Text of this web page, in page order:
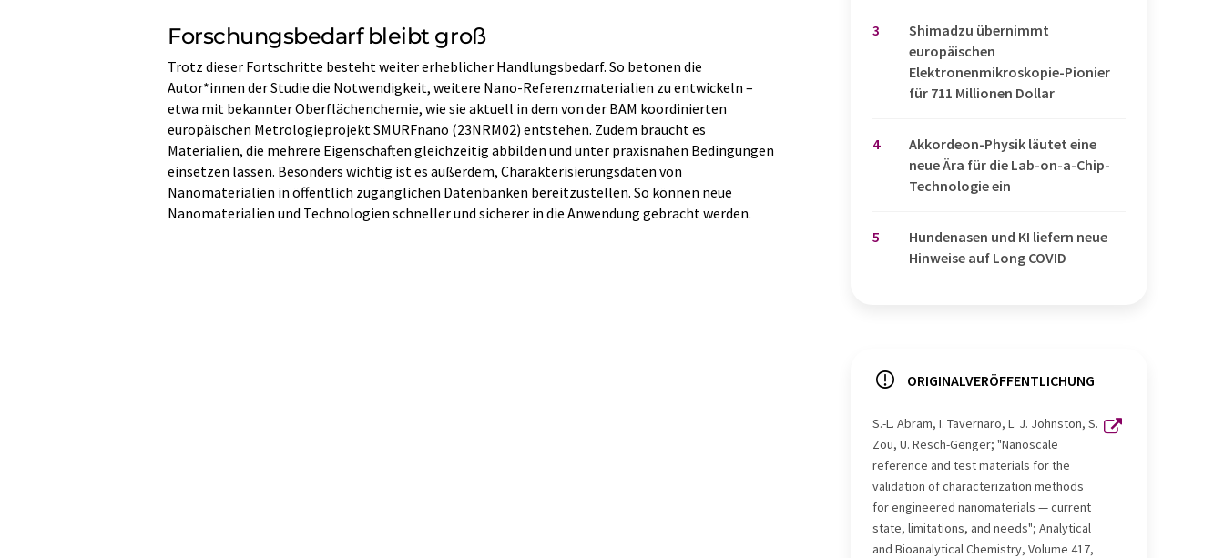
Forschungsbedarf bleibt groß
Trotz dieser Fortschritte besteht weiter erheblicher Handlungsbedarf. So betonen die
Autor*innen der Studie die Notwendigkeit, weitere Nano-Referenzmaterialien zu entwickeln –
etwa mit bekannter Oberflächenchemie, wie sie aktuell in dem von der BAM koordinierten
europäischen Metrologieprojekt SMURFnano (23NRM02) entstehen. Zudem braucht es
Materialien, die mehrere Eigenschaften gleichzeitig abbilden und unter praxisnahen Bedingungen
einsetzen lassen. Besonders wichtig ist es außerdem, Charakterisierungsdaten von
Nanomaterialien in öffentlich zugänglichen Datenbanken bereitzustellen. So können neue
Nanomaterialien und Technologien schneller und sicherer in die Anwendung gebracht werden.
3
Shimadzu übernimmt
europäischen
Elektronenmikroskopie-Pionier
für 711 Millionen Dollar
4
Akkordeon-Physik läutet eine
neue Ära für die Lab-on-a-Chip-
Technologie ein
5
Hundenasen und KI liefern neue
Hinweise auf Long COVID
ORIGINALVERÖFFENTLICHUNG
S.-L. Abram, I. Tavernaro, L. J. Johnston, S.
Zou, U. Resch-Genger; "Nanoscale
reference and test materials for the
validation of characterization methods
for engineered nanomaterials — current
state, limitations, and needs"; Analytical
and Bioanalytical Chemistry, Volume 417,